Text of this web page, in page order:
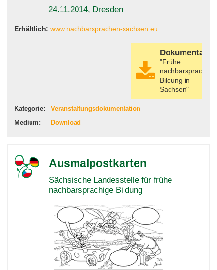
24.11.2014, Dresden
Erhältlich: www.nachbarsprachen-sachsen.eu
"Frühe
nachbarsprachige
Bildung in
Sachsen"
Kategorie:
Veranstaltungsdokumentation
Medium:
Download
Ausmalpostkarten
Sächsische Landesstelle für frühe
nachbarsprachige Bildung